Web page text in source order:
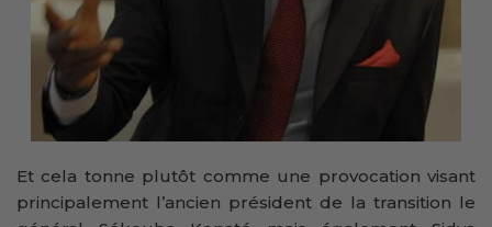
Et cela tonne plutôt comme une provocation visant
principalement l’ancien président de la transition le